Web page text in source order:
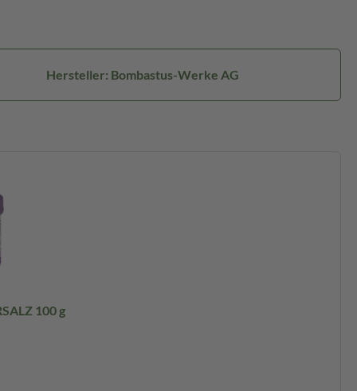
Hersteller: Bombastus-Werke AG
100 g